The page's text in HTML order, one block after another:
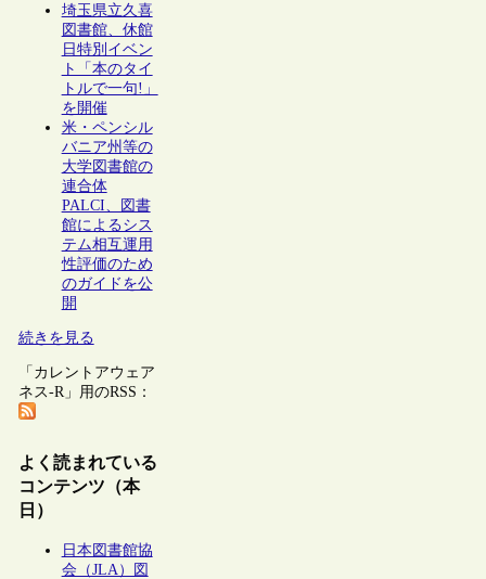
埼玉県立久喜
図書館、休館
日特別イベン
ト「本のタイ
トルで一句!」
を開催
米・ペンシル
バニア州等の
大学図書館の
連合体
PALCI、図書
館によるシス
テム相互運用
性評価のため
のガイドを公
開
続きを見る
「カレントアウェア
ネス-R」用のRSS：
よく読まれている
コンテンツ（本
日）
日本図書館協
会（JLA）図